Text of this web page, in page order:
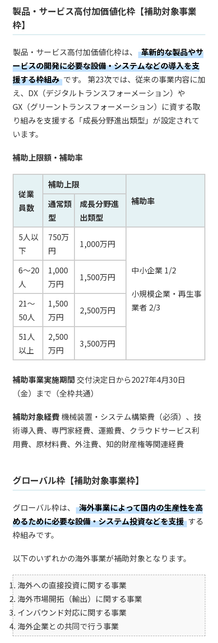
製品・サービス高付加価値化枠【補助対象事業
枠】
製品・サービス高付加価値化枠は、
革新的な製品やサ
ービスの開発に必要な設備・システムなどの導入を支
援する枠組み です。 第23次では、従来の事業内容に加
え、DX（デジタルトランスフォーメーション）や
GX（グリーントランスフォーメーション）に資する取
り組みを支援する「成長分野進出類型」が設定されて
います。
補助上限額・補助率
従業
員数
補助上限
補助率
通常類
型
成長分野進
出類型
5人以
下
750万
円
1,000万円
中小企業 1/2
小規模企業・再生事
業者 2/3
6～20
人
1,000
万円
1,500万円
21～
50人
1,500
万円
2,500万円
51人
以上
2,500
万円
3,500万円
補助事業実施期間 交付決定日から2027年4月30日
（金）まで（全枠共通）
補助対象経費機械装置・システム構築費（必須）、技
術導入費、専門家経費、運搬費、クラウドサービス利
用費、原材料費、外注費、知的財産権等関連経費
グローバル枠【補助対象事業枠】
グローバル枠は、
海外事業によって国内の生産性を高
めるために必要な設備・システム投資などを支援 する
枠組みです。
以下のいずれかの海外事業が補助対象となります。
海外への直接投資に関する事業
海外市場開拓（輸出）に関する事業
インバウンド対応に関する事業
海外企業との共同で行う事業